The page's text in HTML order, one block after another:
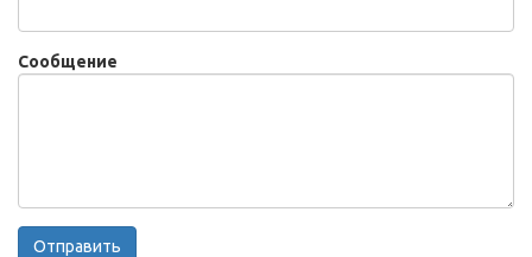
Сообщение
Отправить